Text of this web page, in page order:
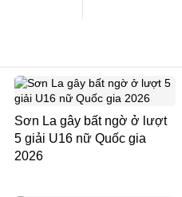
Sơn La gây bất ngờ ở lượt
5 giải U16 nữ Quốc gia
2026